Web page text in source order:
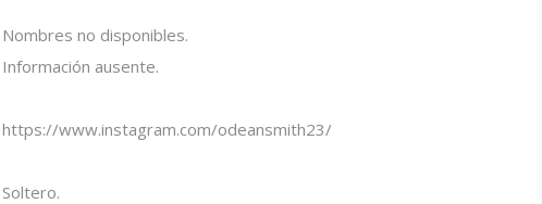
Nombres no disponibles.
Información ausente.
https://www.instagram.com/odeansmith23/
Soltero.